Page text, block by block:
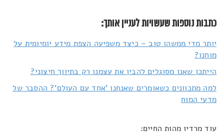
כתבות נוספות שעשויות לעניין אותך:
יותר מדי ממשהו טוב – כיצד משפיעה הצפת מידע יומיומית על
מוחנו?
הייתכן שאנו מסוגלים להבין את עצמנו רק בתיווך חיצוני?
למה מתכוונים כשאומרים שאנחנו 'אחד עם העולם'? ההסבר של
מדעי המוח
עוד מרדיו מהות החיים: